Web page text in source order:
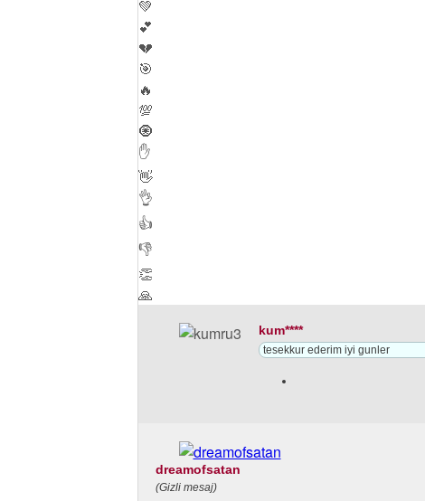
💚
💕
💔
🎯
🔥
💯
🧿
✋
👋
👌
👍
👎
👏
🙏
kum****
tesekkur ederim iyi gunler
dreamofsatan
(Gizli mesaj)